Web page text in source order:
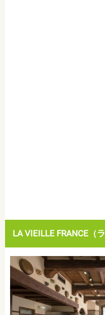
LA VIEILLE FRANCE（